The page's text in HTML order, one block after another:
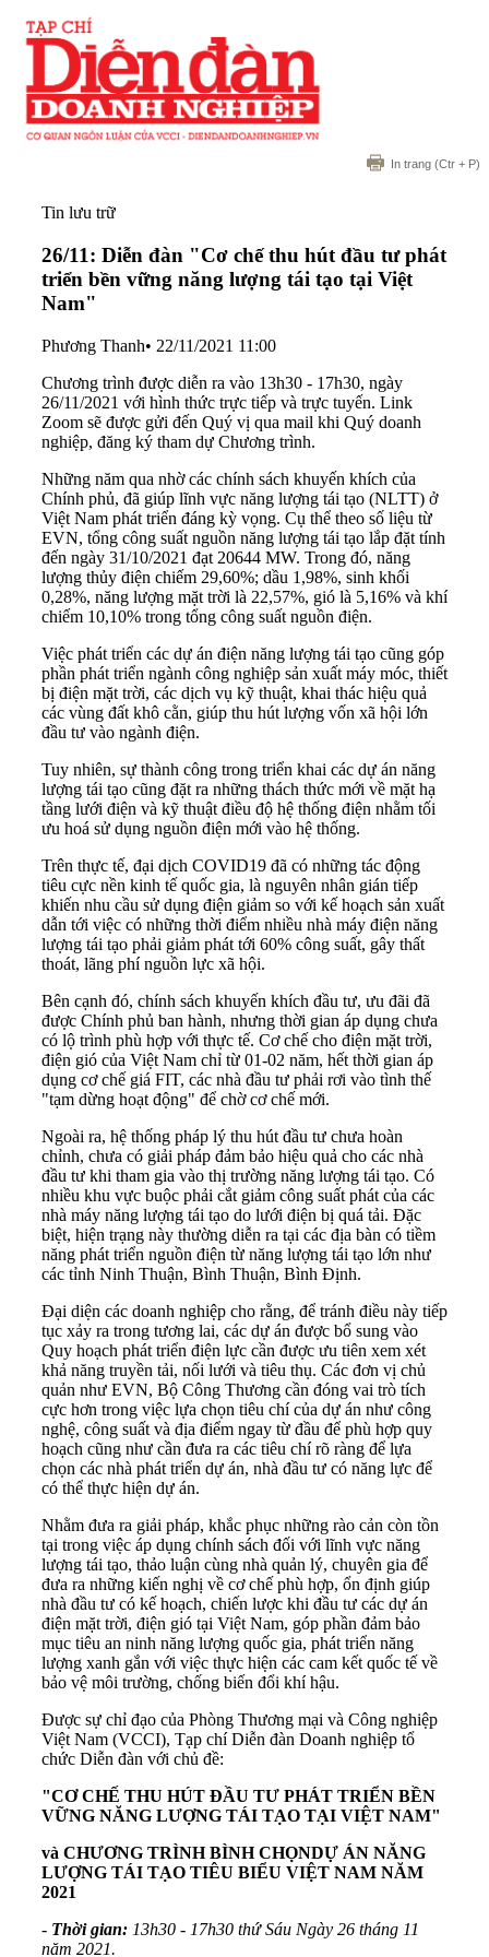
In trang (Ctr + P)
Tin lưu trữ
26/11: Diễn đàn "Cơ chế thu hút đầu tư phát
triển bền vững năng lượng tái tạo tại Việt
Nam"
Phương Thanh• 22/11/2021 11:00
Chương trình được diễn ra vào 13h30 - 17h30, ngày
26/11/2021 với hình thức trực tiếp và trực tuyến. Link
Zoom sẽ được gửi đến Quý vị qua mail khi Quý doanh
nghiệp, đăng ký tham dự Chương trình.
Những năm qua nhờ các chính sách khuyến khích của
Chính phủ, đã giúp lĩnh vực năng lượng tái tạo (NLTT) ở
Việt Nam phát triển đáng kỳ vọng. Cụ thể theo số liệu từ
EVN, tổng công suất nguồn năng lượng tái tạo lắp đặt tính
đến ngày 31/10/2021 đạt 20644 MW. Trong đó, năng
lượng thủy điện chiếm 29,60%; dầu 1,98%, sinh khối
0,28%, năng lượng mặt trời là 22,57%, gió là 5,16% và khí
chiếm 10,10% trong tổng công suất nguồn điện.
Việc phát triển các dự án điện năng lượng tái tạo cũng góp
phần phát triển ngành công nghiệp sản xuất máy móc, thiết
bị điện mặt trời, các dịch vụ kỹ thuật, khai thác hiệu quả
các vùng đất khô cằn, giúp thu hút lượng vốn xã hội lớn
đầu tư vào ngành điện.
Tuy nhiên, sự thành công trong triển khai các dự án năng
lượng tái tạo cũng đặt ra những thách thức mới về mặt hạ
tầng lưới điện và kỹ thuật điều độ hệ thống điện nhằm tối
ưu hoá sử dụng nguồn điện mới vào hệ thống.
Trên thực tế, đại dịch COVID19 đã có những tác động
tiêu cực nền kinh tế quốc gia, là nguyên nhân gián tiếp
khiến nhu cầu sử dụng điện giảm so với kế hoạch sản xuất
dẫn tới việc có những thời điểm nhiều nhà máy điện năng
lượng tái tạo phải giảm phát tới 60% công suất, gây thất
thoát, lãng phí nguồn lực xã hội.
Bên cạnh đó, chính sách khuyến khích đầu tư, ưu đãi đã
được Chính phủ ban hành, nhưng thời gian áp dụng chưa
có lộ trình phù hợp với thực tế. Cơ chế cho điện mặt trời,
điện gió của Việt Nam chỉ từ 01-02 năm, hết thời gian áp
dụng cơ chế giá FIT, các nhà đầu tư phải rơi vào tình thế
"tạm dừng hoạt động" để chờ cơ chế mới.
Ngoài ra, hệ thống pháp lý thu hút đầu tư chưa hoàn
chỉnh, chưa có giải pháp đảm bảo hiệu quả cho các nhà
đầu tư khi tham gia vào thị trường năng lượng tái tạo. Có
nhiều khu vực buộc phải cắt giảm công suất phát của các
nhà máy năng lượng tái tạo do lưới điện bị quá tải. Đặc
biệt, hiện trạng này thường diễn ra tại các địa bàn có tiềm
năng phát triển nguồn điện từ năng lượng tái tạo lớn như
các tỉnh Ninh Thuận, Bình Thuận, Bình Định.
Đại diện các doanh nghiệp cho rằng, để tránh điều này tiếp
tục xảy ra trong tương lai, các dự án được bổ sung vào
Quy hoạch phát triển điện lực cần được ưu tiên xem xét
khả năng truyền tải, nối lưới và tiêu thụ. Các đơn vị chủ
quản như EVN, Bộ Công Thương cần đóng vai trò tích
cực hơn trong việc lựa chọn tiêu chí của dự án như công
nghệ, công suất và địa điểm ngay từ đầu để phù hợp quy
hoạch cũng như cần đưa ra các tiêu chí rõ ràng để lựa
chọn các nhà phát triển dự án, nhà đầu tư có năng lực để
có thể thực hiện dự án.
Nhằm đưa ra giải pháp, khắc phục những rào cản còn tồn
tại trong việc áp dụng chính sách đối với lĩnh vực năng
lượng tái tạo, thảo luận cùng nhà quản lý, chuyên gia để
đưa ra những kiến nghị về cơ chế phù hợp, ổn định giúp
nhà đầu tư có kế hoạch, chiến lược khi đầu tư các dự án
điện mặt trời, điện gió tại Việt Nam, góp phần đảm bảo
mục tiêu an ninh năng lượng quốc gia, phát triển năng
lượng xanh gắn với việc thực hiện các cam kết quốc tế về
bảo vệ môi trường, chống biến đổi khí hậu.
Được sự chỉ đạo của Phòng Thương mại và Công nghiệp
Việt Nam (VCCI), Tạp chí Diễn đàn Doanh nghiệp tổ
chức Diễn đàn với chủ đề:
"CƠ CHẾ THU HÚT ĐẦU TƯ PHÁT TRIỂN BỀN
VỮNG NĂNG LƯỢNG TÁI TẠO TẠI VIỆT NAM"
và CHƯƠNG TRÌNH BÌNH CHỌNDỰ ÁN NĂNG
LƯỢNG TÁI TẠO TIÊU BIỂU VIỆT NAM NĂM
2021
- Thời gian: 13h30 - 17h30 thứ Sáu Ngày 26 tháng 11
năm 2021.